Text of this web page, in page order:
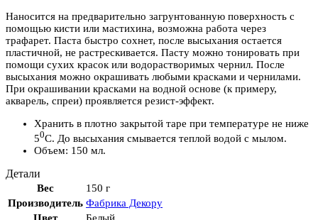
Наносится на предварительно загрунтованную поверхность с
помощью кисти или мастихина, возможна работа через
трафарет. Паста быстро сохнет, после высыхания остается
пластичной, не растрескивается. Пасту можно тонировать при
помощи сухих красок или водорастворимых чернил. После
высыхания можно окрашивать любыми красками и чернилами.
При окрашивании красками на водной основе (к примеру,
акварель, спреи) проявляется резист-эффект.
Хранить в плотно закрытой таре при температуре не ниже
50С. До высыхания смывается теплой водой с мылом.
Объем: 150 мл.
Детали
Вес
150 г
Производитель Фабрика Декору
Цвет
Белый